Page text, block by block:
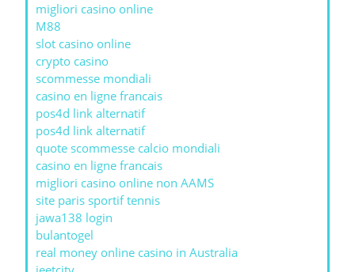
migliori casino online
M88
slot casino online
crypto casino
scommesse mondiali
casino en ligne francais
pos4d link alternatif
pos4d link alternatif
quote scommesse calcio mondiali
casino en ligne francais
migliori casino online non AAMS
site paris sportif tennis
jawa138 login
bulantogel
real money online casino in Australia